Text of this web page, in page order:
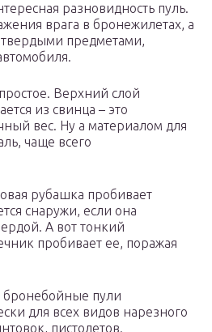
разновидность пуль.
врага в бронежилетах, а
предметами,
Верхний слой
из свинца – это
вес. Ну а материалом для
чаще всего
рубашка пробивает
снаружи, если она
А вот тонкий
пробивает ее, поражая
пули
для всех видов нарезного
пистолетов.